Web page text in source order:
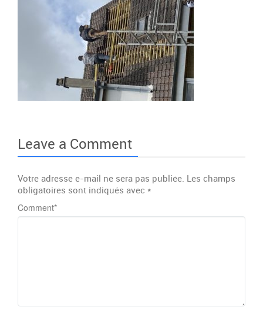
Leave a Comment
Votre adresse e-mail ne sera pas publiée. Les champs
obligatoires sont indiqués avec *
Comment*